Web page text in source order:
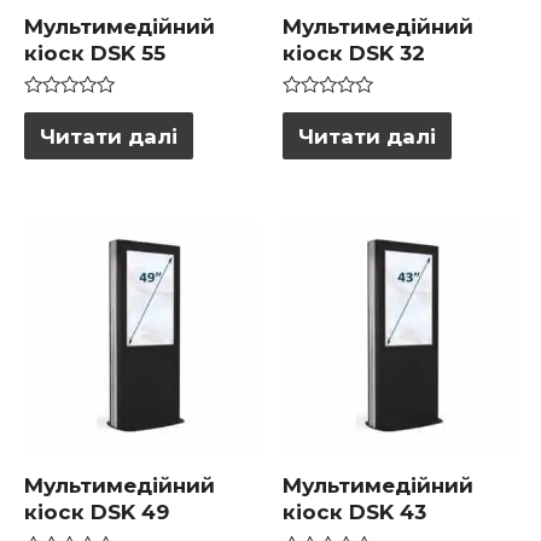
Мультимедійний
кіоск DSK 55
Оцінено
з
Читати далі
Мультимедійний
кіоск DSK 32
Оцінено
з
Читати далі
Мультимедійний
кіоск DSK 49
Мультимедійний
кіоск DSK 43